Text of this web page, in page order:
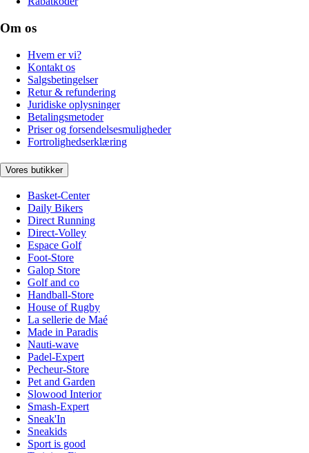
Om os
Hvem er vi?
Kontakt os
Salgsbetingelser
Retur & refundering
Juridiske oplysninger
Betalingsmetoder
Priser og forsendelsesmuligheder
Fortrolighedserklæring
Vores butikker
Basket-Center
Daily Bikers
Direct Running
Direct-Volley
Espace Golf
Foot-Store
Galop Store
Golf and co
Handball-Store
House of Rugby
La sellerie de Maé
Made in Paradis
Nauti-wave
Padel-Expert
Pecheur-Store
Pet and Garden
Slowood Interior
Smash-Expert
Sneak'In
Sneakids
Sport is good